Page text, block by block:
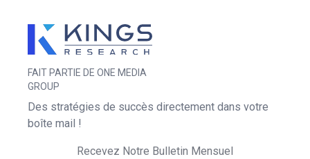
FAIT PARTIE DE ONE MEDIA
GROUP
Des stratégies de succès directement dans votre
boîte mail !
Recevez Notre Bulletin Mensuel